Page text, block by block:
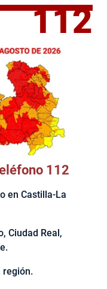
112
112
en Castilla-La
Ciudad Real,
región.